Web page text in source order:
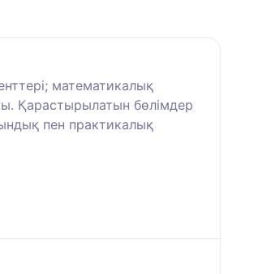
математикалық
Қарастырылатын бөлімдер
пен практикалық